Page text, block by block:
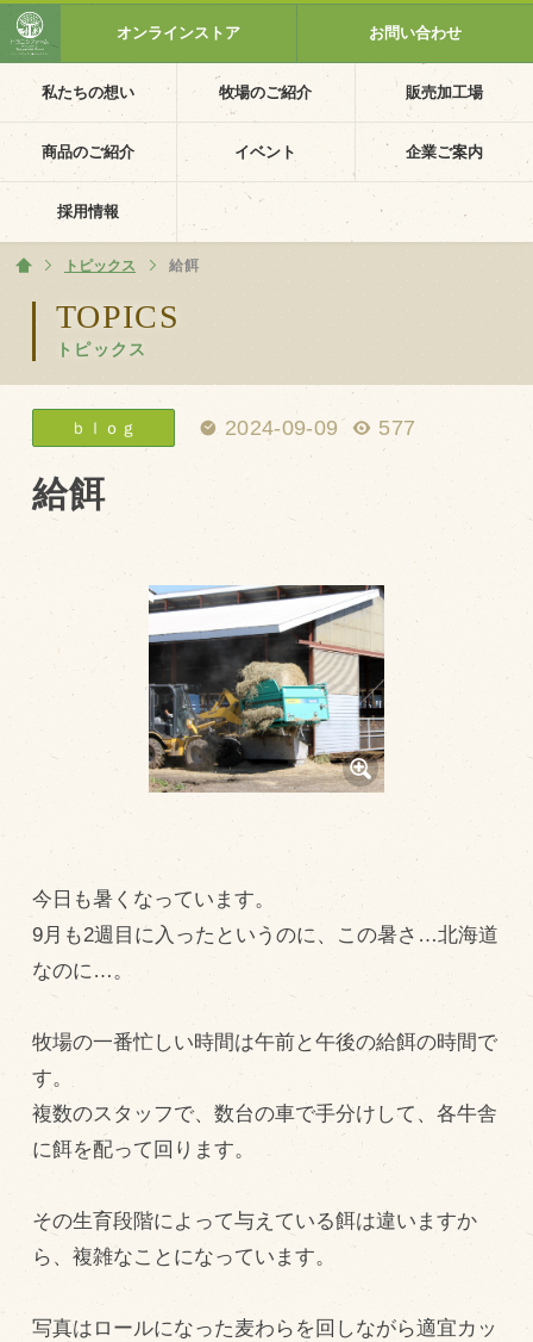
私たちの想い 牧場のご紹介 販売加工場
商品のご紹介 イベント 企業ご案内
採用情報
オンラインストア お問い合わせ
TOPICS
トピックス
ホーム
トピックス 給餌
ｂｌｏｇ 2024-09-09 577
給餌
今日も暑くなっています。
9月も2週目に入ったというのに、この暑さ…北海道
なのに…。
牧場の一番忙しい時間は午前と午後の給餌の時間で
す。
複数のスタッフで、数台の車で手分けして、各牛舎
に餌を配って回ります。
その生育段階によって与えている餌は違いますか
ら、複雑なことになっています。
写真はロールになった麦わらを回しながら適宜カッ
ホーム
私たちの想い
PV動画
イベントカレンダー
イベント一覧
採用情報
企業ご案内
会社概要・沿革
トピックス（新着順）
お知らせ
お客様の声
オリジナル投稿レシピ
十勝帯広の観光
採用情報
牧場の仕事
その他
飼育している牛について
環境・堆肥リサイクル
販売加工場
食肉加工場を新設
衛生管理体制